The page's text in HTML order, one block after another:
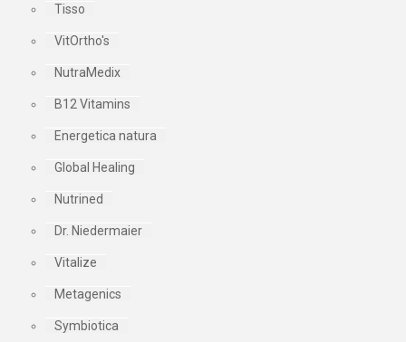
Tisso
VitOrtho's
NutraMedix
B12 Vitamins
Energetica natura
Global Healing
Nutrined
Dr. Niedermaier
Vitalize
Metagenics
Symbiotica